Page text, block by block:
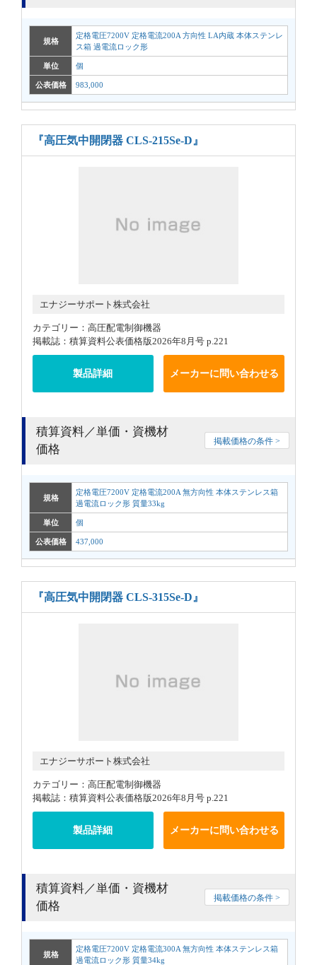
規格
定格電圧7200V 定格電流200A 方向性 LA内蔵 本体ステンレ
ス箱 過電流ロック形
単位 個
公表価格 983,000
『高圧気中開閉器 CLS-215Se-D』
エナジーサポート株式会社
カテゴリー：高圧配電制御機器
掲載誌：積算資料公表価格版2026年8月号 p.221
製品詳細 メーカーに問い合わせる
積算資料／単価・資機材
価格
掲載価格の条件 >
規格
定格電圧7200V 定格電流200A 無方向性 本体ステンレス箱
過電流ロック形 質量33kg
単位 個
公表価格 437,000
『高圧気中開閉器 CLS-315Se-D』
エナジーサポート株式会社
カテゴリー：高圧配電制御機器
掲載誌：積算資料公表価格版2026年8月号 p.221
製品詳細 メーカーに問い合わせる
積算資料／単価・資機材
価格
掲載価格の条件 >
規格
定格電圧7200V 定格電流300A 無方向性 本体ステンレス箱
過電流ロック形 質量34kg